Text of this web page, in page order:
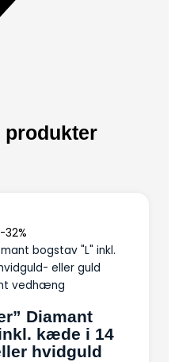
produkter
-32%
vedhæng
Diamant
kæde i 14
hvidguld